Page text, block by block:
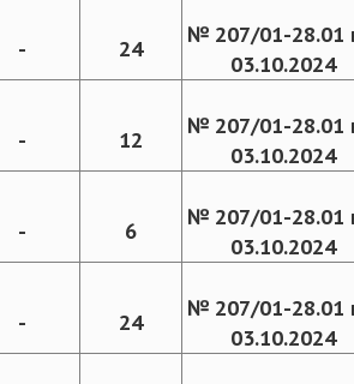
- 24
№ 207/01-28.01
03.10.2024
- 12
№ 207/01-28.01
03.10.2024
- 6
№ 207/01-28.01
03.10.2024
- 24
№ 207/01-28.01
03.10.2024